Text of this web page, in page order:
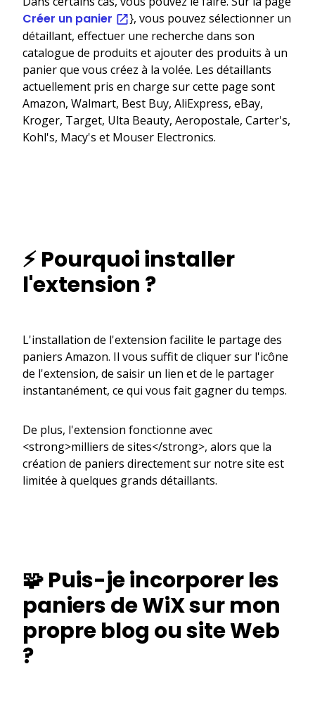
Créer un panier
}, vous pouvez sélectionner un
détaillant, effectuer une recherche dans son
catalogue de produits et ajouter des produits à un
panier que vous créez à la volée. Les détaillants
actuellement pris en charge sur cette page sont
Amazon, Walmart, Best Buy, AliExpress, eBay,
Kroger, Target, Ulta Beauty, Aeropostale, Carter's,
Kohl's, Macy's et Mouser Electronics.
⚡ Pourquoi installer
l'extension ?
L'installation de l'extension facilite le partage des
paniers Amazon. Il vous suffit de cliquer sur l'icône
de l'extension, de saisir un lien et de le partager
instantanément, ce qui vous fait gagner du temps.
De plus, l'extension fonctionne avec
<strong>milliers de sites</strong>, alors que la
création de paniers directement sur notre site est
limitée à quelques grands détaillants.
🧩 Puis-je incorporer les
paniers de WiX sur mon
propre blog ou site Web
?